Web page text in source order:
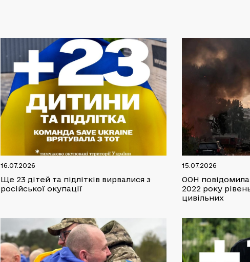
16.07.2026
Ще 23 дітей та підлітків вирвалися з
російської окупації
15.07.2026
ООН
2022 року
цивільних